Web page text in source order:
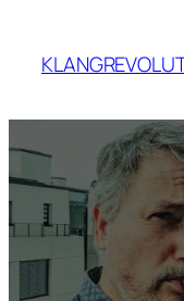
springen